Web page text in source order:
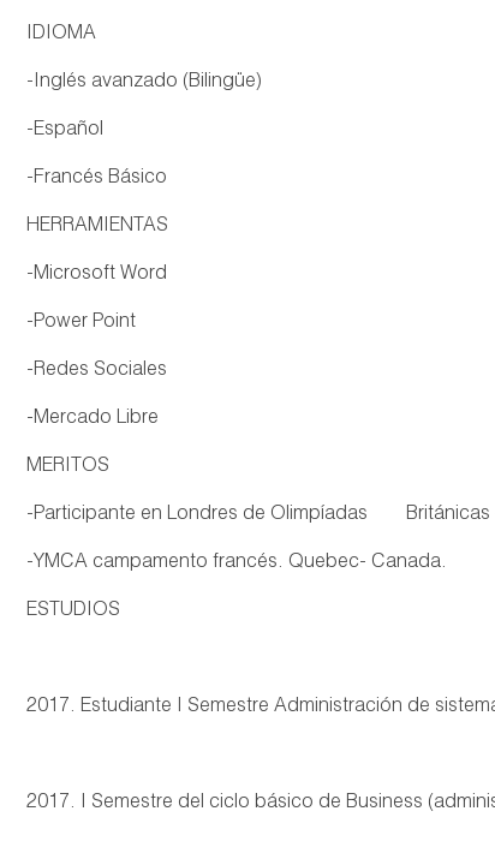
IDIOMA
-Inglés avanzado (Bilingüe)
-Español
-Francés Básico
HERRAMIENTAS
-Microsoft Word
-Power Point
-Redes Sociales
-Mercado Libre
MERITOS
-Participante en Londres de Olimpíadas Británicas
-YMCA campamento francés. Quebec- Canada.
ESTUDIOS
2017. Estudiante I Semestre Administración de
2017. I Semestre del ciclo básico de Business